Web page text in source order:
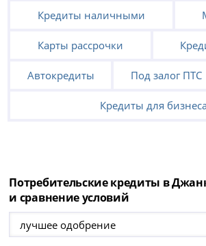
Кредиты наличными
Карты рассрочки
Автокредиты Под залог ПТС
Кредиты для
Потребительские кредиты в
и сравнение условий
лучшее одобрение